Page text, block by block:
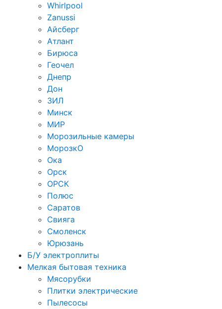
Whirlpool
Zanussi
Айсберг
Атлант
Бирюса
Геочел
Днепр
Дон
ЗИЛ
Минск
МИР
Морозильные камеры
МорозкО
Ока
Орск
ОРСК
Полюс
Саратов
Свияга
Смоленск
Юрюзань
Б/У электроплиты
Мелкая бытовая техника
Мясорубки
Плитки электрические
Пылесосы